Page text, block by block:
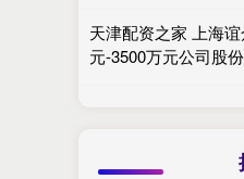
天津配资之家 上海
元-3500万元公司股份